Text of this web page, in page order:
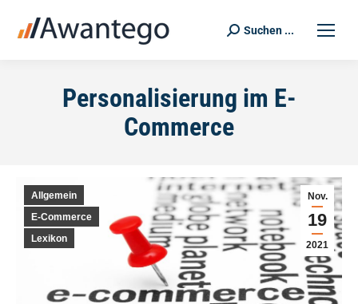
Search:
Suchen ...
Personalisierung im E-
Commerce
Nov.
19
2021
Allgemein
E-Commerce
Lexikon